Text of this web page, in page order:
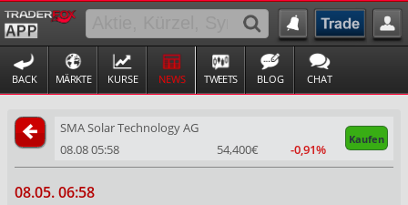
BACK MÄRKTE KURSE NEWS TWEETS BLOG CHAT
SMA Solar Technology AG
Kaufen
08.08 05:58 54,400€ -0,91%
08.05. 06:58